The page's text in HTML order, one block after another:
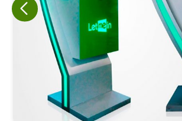
Iniciar conversa